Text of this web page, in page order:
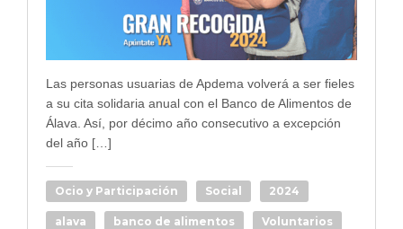
Las personas usuarias de Apdema volverá a ser fieles
a su cita solidaria anual con el Banco de Alimentos de
Álava. Así, por décimo año consecutivo a excepción
del año […]
Ocio y Participación Social 2024
alava banco de alimentos Voluntarios